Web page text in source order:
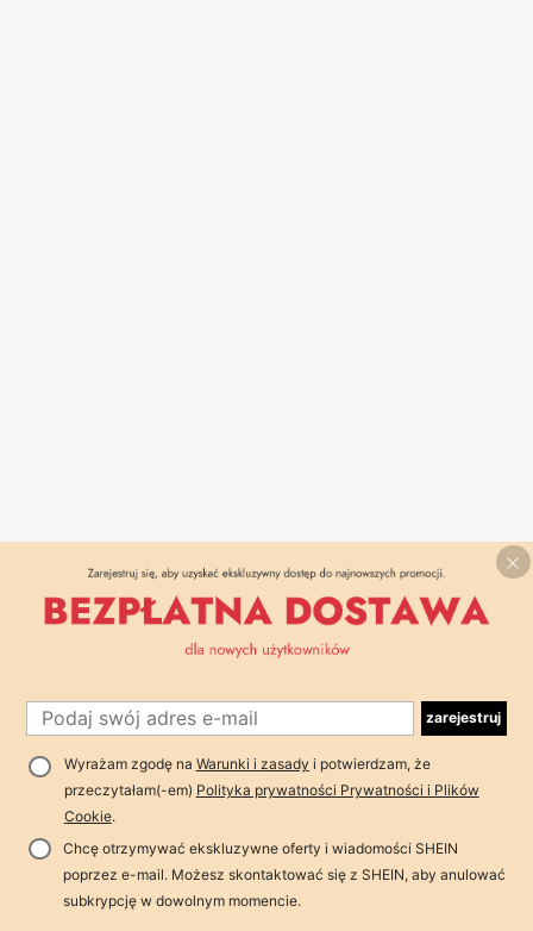
zarejestruj
Wyrażam zgodę na Warunki i zasady i potwierdzam, że
przeczytałam(-em) Polityka prywatności Prywatności i Plików
Cookie.
Chcę otrzymywać ekskluzywne oferty i wiadomości SHEIN
poprzez e-mail. Możesz skontaktować się z SHEIN, aby anulować
subkrypcję w dowolnym momencie.